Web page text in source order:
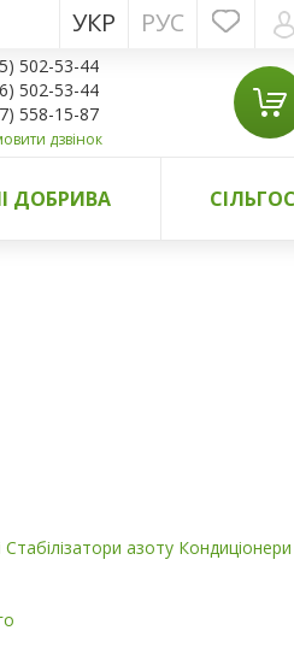
РУС
УКР
502-53-44
502-53-44
558-15-87
дзвінок
ДОБРИВА
Стабілізатори азоту